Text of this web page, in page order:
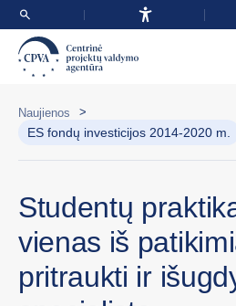
Naujienos >
ES fondų investicijos 2014-2020 m.
Studentų
vienas iš
pritraukti ir